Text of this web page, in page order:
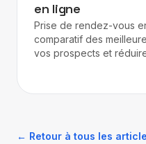
en ligne
Prise de rendez-vous
comparatif des
vos prospects et
← Retour à tous les